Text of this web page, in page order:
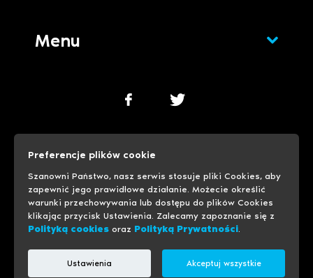
Menu
© 1999-2026 ProgresoUsługi hostingowe
Preferencje plików cookie
Szanowni Państwo, nasz serwis stosuje pliki Cookies, aby
zapewnić jego prawidłowe działanie. Możecie określić
warunki przechowywania lub dostępu do plików Cookies
klikając przycisk Ustawienia. Zalecamy zapoznanie się z
Polityką cookies oraz Polityką Prywatności.
Ustawienia Akceptuj wszystkie